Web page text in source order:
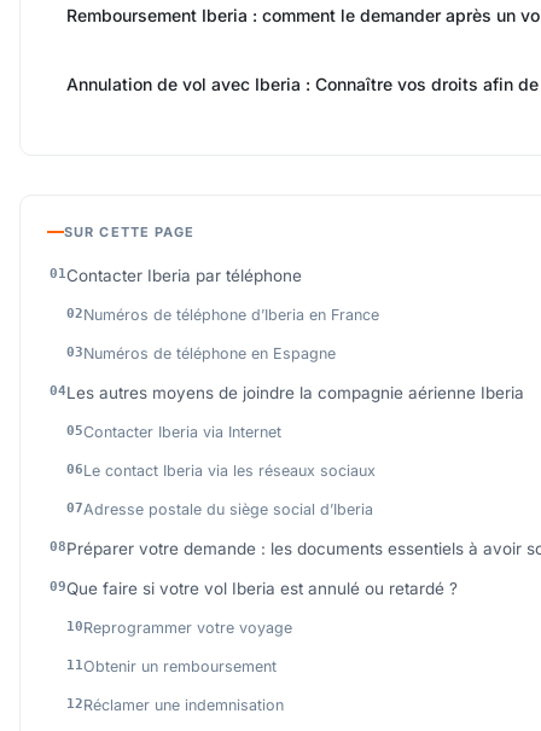
Remboursement Iberia : comment le demander après un
Annulation de vol avec Iberia : Connaître vos droits afin
SUR CETTE PAGE
Contacter Iberia par téléphone
Numéros de téléphone d’Iberia en France
Numéros de téléphone en Espagne
Les autres moyens de joindre la compagnie aérienne Iberia
Contacter Iberia via Internet
Le contact Iberia via les réseaux sociaux
Adresse postale du siège social d’Iberia
Préparer votre demande : les documents essentiels à avoir
Que faire si votre vol Iberia est annulé ou retardé ?
Reprogrammer votre voyage
Obtenir un remboursement
Réclamer une indemnisation